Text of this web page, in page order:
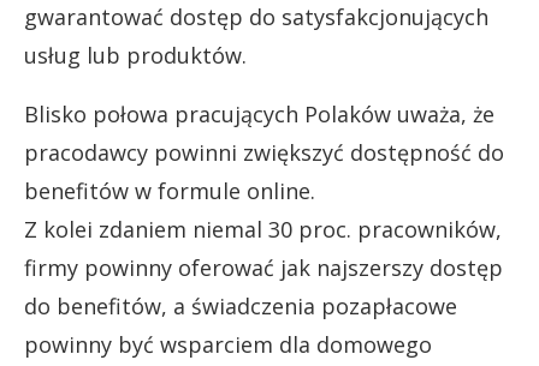
gwarantować dostęp do satysfakcjonujących
usług lub produktów.
Blisko połowa pracujących Polaków uważa, że
pracodawcy powinni zwiększyć dostępność do
benefitów w formule online.
Z kolei zdaniem niemal 30 proc. pracowników,
firmy powinny oferować jak najszerszy dostęp
do benefitów, a świadczenia pozapłacowe
powinny być wsparciem dla domowego